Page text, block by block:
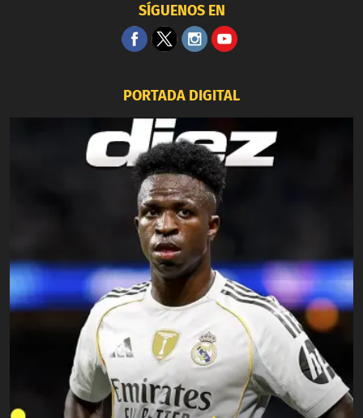
SÍGUENOS EN
PORTADA DIGITAL